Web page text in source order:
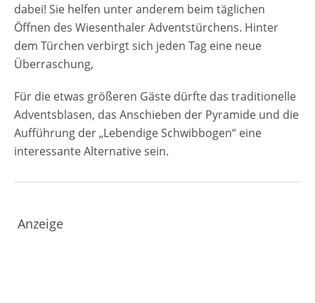
dabei! Sie helfen unter anderem beim täglichen
Öffnen des Wiesenthaler Adventstürchens. Hinter
dem Türchen verbirgt sich jeden Tag eine neue
Überraschung,
Für die etwas größeren Gäste dürfte das traditionelle
Adventsblasen, das Anschieben der Pyramide und die
Aufführung der „Lebendige Schwibbogen“ eine
interessante Alternative sein.
Anzeige